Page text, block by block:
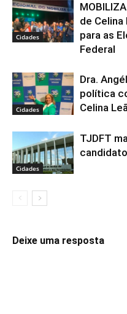
Cidades
de
para as
Federal
Cidades
Dra.
política
Celina
Cidades
TJDFT
Deixe uma resposta